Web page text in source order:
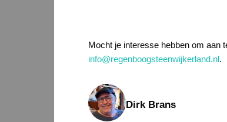
Mocht je interesse hebben om aan
info@regenboogsteenwijkerland.nl.
Dirk Brans